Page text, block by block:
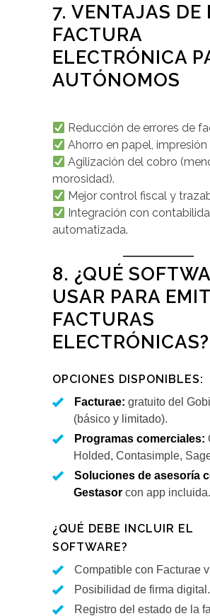
7. VENTAJAS DE
FACTURA
ELECTRÓNICA
AUTÓNOMOS
Reducción de errores de
Ahorro en papel, impresión
Agilización del cobro
morosidad).
Mejor control fiscal y
Integración con
automatizada.
8. ¿QUÉ
USAR PARA
FACTURAS
ELECTRÓNICAS?
OPCIONES DISPONIBLES:
Facturae: gratuito del
(básico y limitado).
Programas comerciales:
Holded, Contasimple,
Soluciones de asesoría
Gestasor con app incluida.
¿QUÉ DEBE INCLUIR EL
SOFTWARE?
Compatible con Facturae
Posibilidad de firma digital.
Registro del estado de la